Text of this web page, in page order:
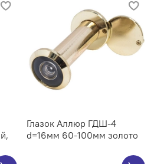
Глазок Аллюр ГДШ-4
d=16мм 60-100мм золото